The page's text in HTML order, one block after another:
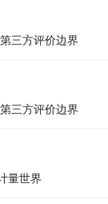
三方评价边界
三方评价边界
量世界